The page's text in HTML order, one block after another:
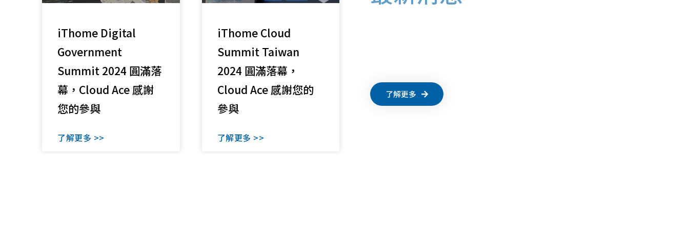
iThome Digital
Government
Summit 2024 圓滿落
幕，Cloud Ace 感謝
您的參與
了解更多 >>
iThome Cloud
Summit Taiwan
2024 圓滿落幕，
Cloud Ace 感謝您的
參與
了解更多 >>
了解更多